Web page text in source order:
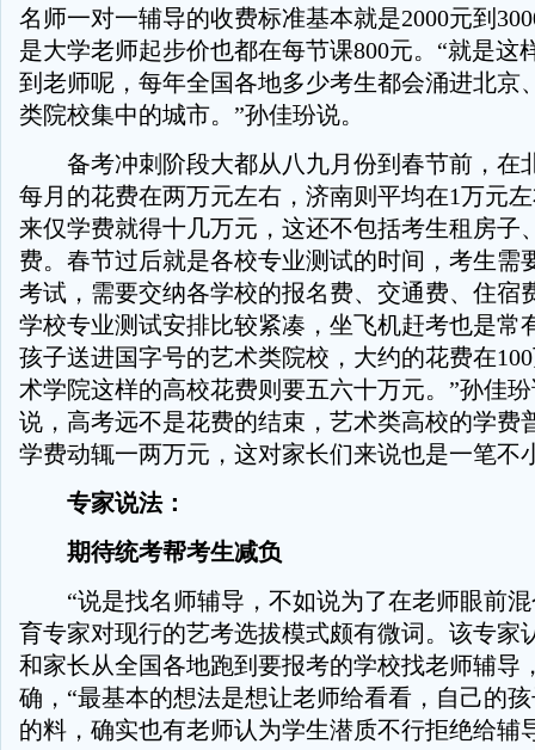
名师一对一辅导的收费标准基本就是2000元到
是大学老师起步价也都在每节课800元。“就是这
到老师呢，每年全国各地多少考生都会涌进北京
类院校集中的城市。”孙佳玢说。
备考冲刺阶段大都从八九月份到春节前，在
每月的花费在两万元左右，济南则平均在1万元
来仅学费就得十几万元，这还不包括考生租房子
费。春节过后就是各校专业测试的时间，考生需
考试，需要交纳各学校的报名费、交通费、住宿
学校专业测试安排比较紧凑，坐飞机赶考也是常
孩子送进国字号的艺术类院校，大约的花费在
术学院这样的高校花费则要五六十万元。”孙佳
说，高考远不是花费的结束，艺术类高校的学费
学费动辄一两万元，这对家长们来说也是一笔不
专家说法：
期待统考帮考生减负
“说是找名师辅导，不如说为了在老师眼前混
育专家对现行的艺考选拔模式颇有微词。该专家
和家长从全国各地跑到要报考的学校找老师辅导
确，“最基本的想法是想让老师给看看，自己的
的料，确实也有老师认为学生潜质不行拒绝给辅